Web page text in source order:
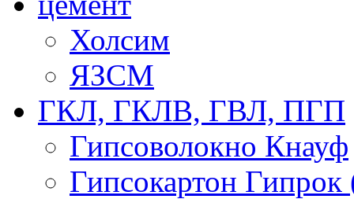
Холсим
ЯЗCМ
ГКЛ, ГКЛВ, ГВЛ, ПГП
Гипсоволокно Кнауф
Гипсокартон Гипрок